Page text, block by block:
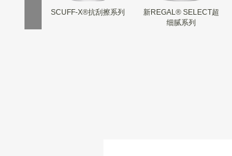
SCUFF-X®抗刮擦系列
新REGAL® SELECT超
细腻系列